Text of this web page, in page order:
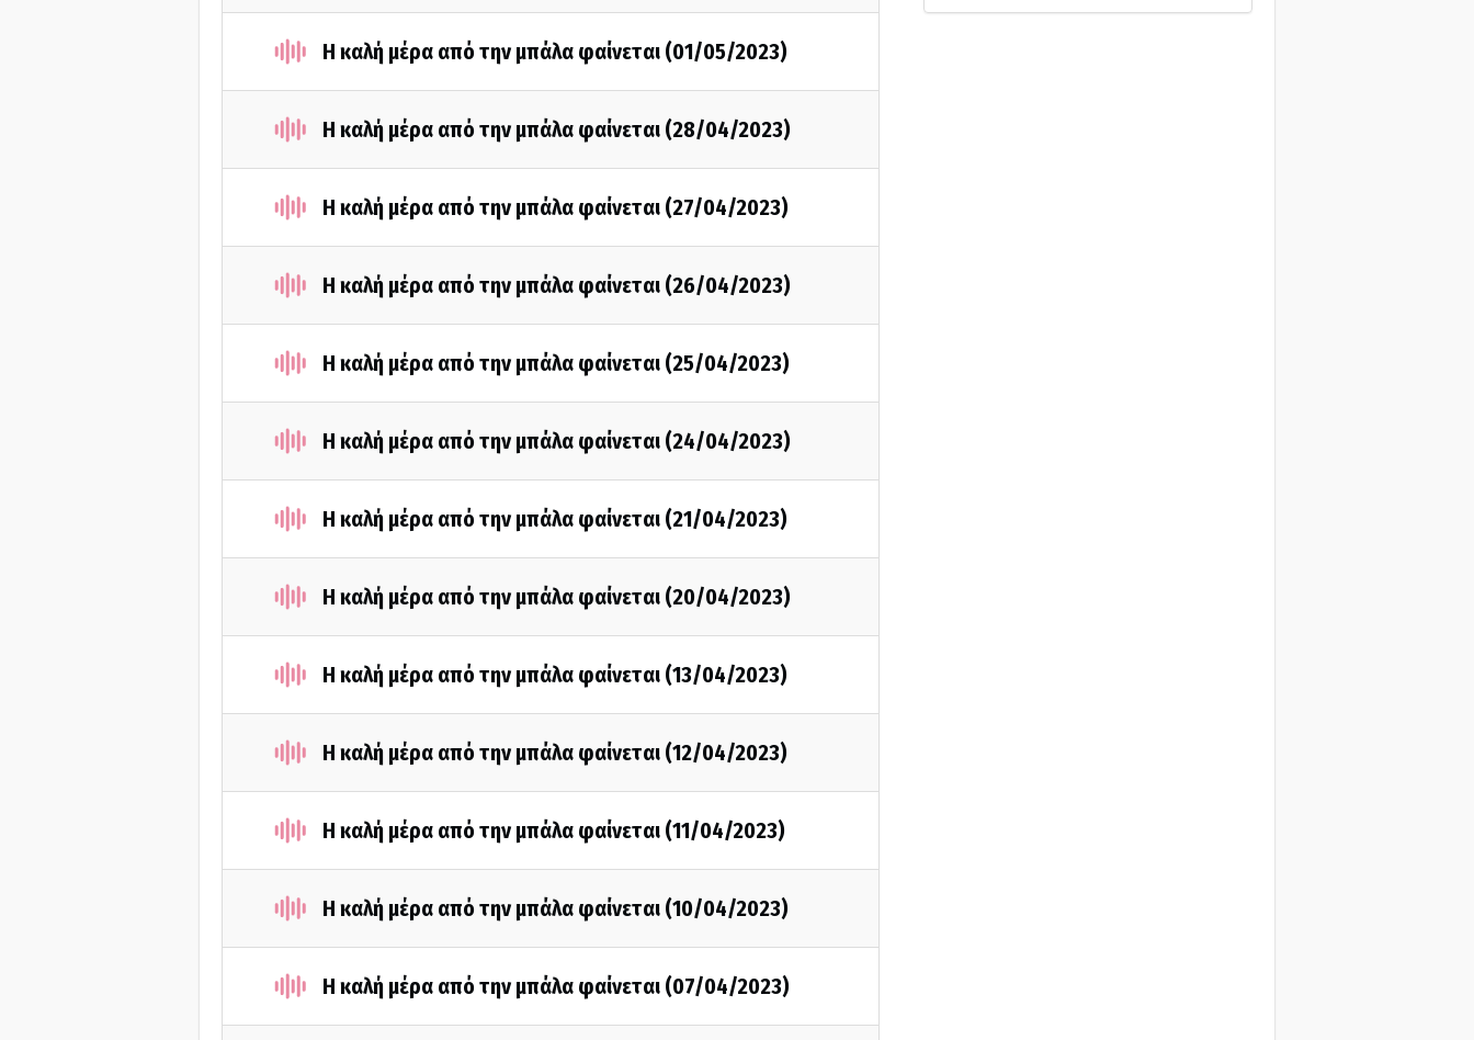
Η καλή μέρα από την μπάλα φαίνεται (01/05/2023)
Η καλή μέρα από την μπάλα φαίνεται (28/04/2023)
Η καλή μέρα από την μπάλα φαίνεται (27/04/2023)
Η καλή μέρα από την μπάλα φαίνεται (26/04/2023)
Η καλή μέρα από την μπάλα φαίνεται (25/04/2023)
Η καλή μέρα από την μπάλα φαίνεται (24/04/2023)
Η καλή μέρα από την μπάλα φαίνεται (21/04/2023)
Η καλή μέρα από την μπάλα φαίνεται (20/04/2023)
Η καλή μέρα από την μπάλα φαίνεται (13/04/2023)
Η καλή μέρα από την μπάλα φαίνεται (12/04/2023)
Η καλή μέρα από την μπάλα φαίνεται (11/04/2023)
Η καλή μέρα από την μπάλα φαίνεται (10/04/2023)
Η καλή μέρα από την μπάλα φαίνεται (07/04/2023)